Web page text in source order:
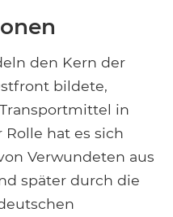
den Kern der
bildete,
in
hat es sich
Verwundeten aus
später durch die